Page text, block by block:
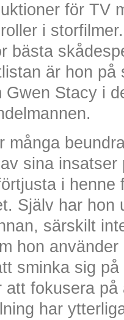
för TV
i
bästa
är hon
Gwen Stacy i
många
sina
i henne
Själv har
särskilt
hon
sminka sig
att fokusera
har